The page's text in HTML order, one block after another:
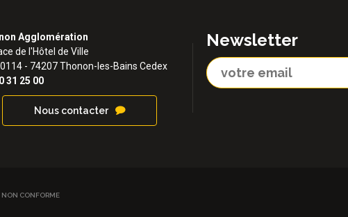
Agglomération
de l'Hôtel de Ville
- 74207 Thonon-les-Bains Cedex
31 25 00
Nous contacter
Newsletter
NON CONFORME